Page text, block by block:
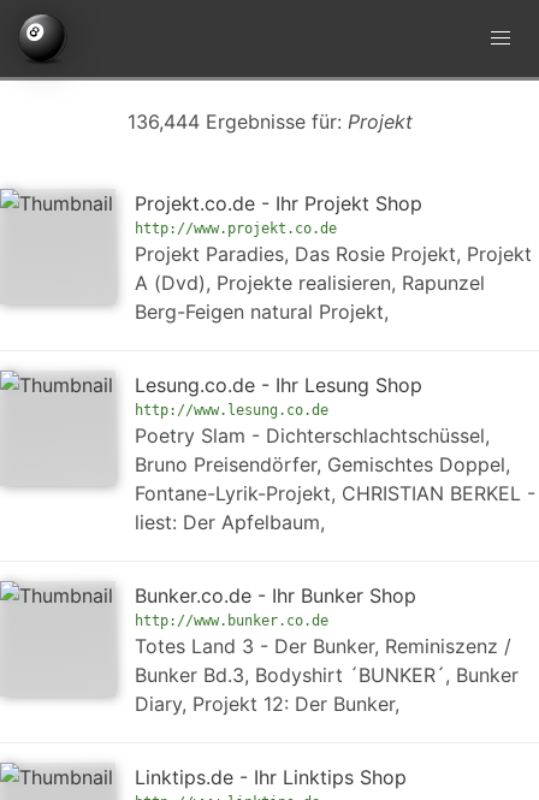
136,444 Ergebnisse für: Projekt
Projekt.co.de - Ihr Projekt Shop
http://www.projekt.co.de
Projekt Paradies, Das Rosie Projekt, Projekt
A (Dvd), Projekte realisieren, Rapunzel
Berg-Feigen natural Projekt,
Lesung.co.de - Ihr Lesung Shop
http://www.lesung.co.de
Poetry Slam - Dichterschlachtschüssel,
Bruno Preisendörfer, Gemischtes Doppel,
Fontane-Lyrik-Projekt, CHRISTIAN BERKEL -
liest: Der Apfelbaum,
Bunker.co.de - Ihr Bunker Shop
http://www.bunker.co.de
Totes Land 3 - Der Bunker, Reminiszenz /
Bunker Bd.3, Bodyshirt ´BUNKER´, Bunker
Diary, Projekt 12: Der Bunker,
Linktips.de - Ihr Linktips Shop